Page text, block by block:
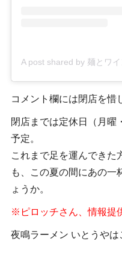
コメント欄には閉店を惜
閉店までは定休日（月曜
予定。
これまで足を運んできた
も、この夏の間にあの一
ょうか。
※ピロッチさん、情報提
夜鳴ラーメン いとうやは